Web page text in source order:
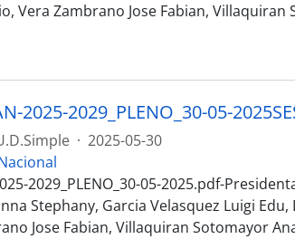
Vera Zambrano Jose Fabian,
· 2025-05-30
2029_PLENO_30-05-2025.pdf-
Stephany, Garcia Velasquez Luigi Edu,
Jose Fabian, Villaquiran Sotomayor